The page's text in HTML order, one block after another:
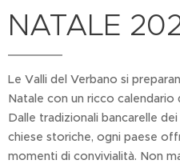
NATALE
Le Valli del Verbano si
Natale con un ricco
Dalle tradizionali bancarelle
chiese storiche, ogni paese
momenti di convivialità. Non